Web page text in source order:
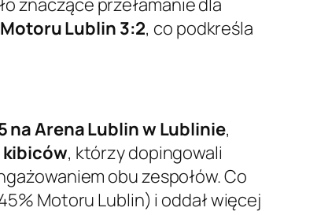
znaczące przełamanie dla
Lublin 3:2, co podkreśla
na Arena Lublin w Lublinie,
kibiców, którzy dopingowali
obu zespołów. Co
Motoru Lublin) i oddał więcej